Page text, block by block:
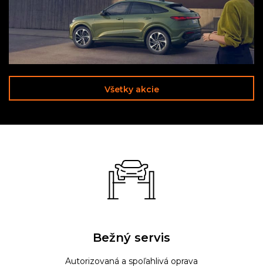
Všetky akcie
Bežný servis
Autorizovaná a spoľahlivá oprava